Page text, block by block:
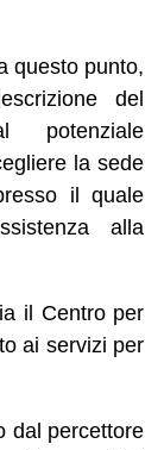
questo punto,
del
potenziale
la sede
il quale
alla
il Centro per
ai servizi per
dal percettore